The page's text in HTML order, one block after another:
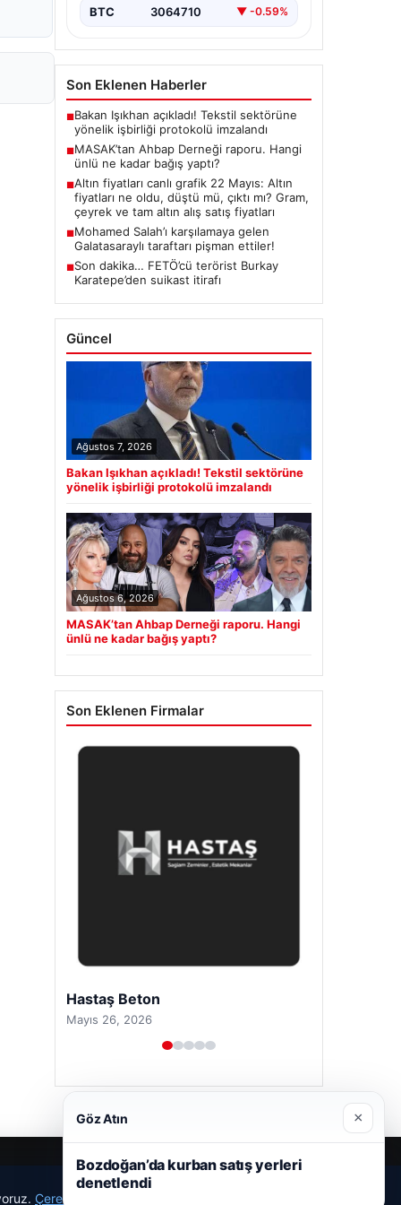
BTC 3064710 ▼ -0.59%
Son Eklenen Haberler
■Bakan Işıkhan açıkladı! Tekstil sektörüne
yönelik işbirliği protokolü imzalandı
■MASAK’tan Ahbap Derneği raporu. Hangi
ünlü ne kadar bağış yaptı?
■Altın fiyatları canlı grafik 22 Mayıs: Altın
fiyatları ne oldu, düştü mü, çıktı mı? Gram,
çeyrek ve tam altın alış satış fiyatları
■Mohamed Salah’ı karşılamaya gelen
Galatasaraylı taraftarı pişman ettiler!
■Son dakika… FETÖ’cü terörist Burkay
Karatepe’den suikast itirafı
Güncel
Ağustos 7, 2026
Bakan Işıkhan açıkladı! Tekstil sektörüne
yönelik işbirliği protokolü imzalandı
Ağustos 6, 2026
MASAK’tan Ahbap Derneği raporu. Hangi
ünlü ne kadar bağış yaptı?
Son Eklenen Firmalar
Hastaş Beton
Mayıs 26, 2026
Çerez Politikamız
Göz Atın ×
Bozdoğan’da kurban satış yerleri
denetlendi